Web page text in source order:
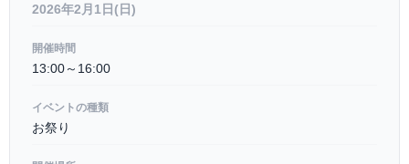
2026年2月1日(日)
開催時間
13:00～16:00
イベントの種類
お祭り